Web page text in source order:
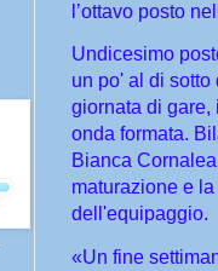
l’ottavo posto
Undicesimo
un po' al di sotto
giornata di gare,
onda formata.
Bianca
maturazione e
dell'equipaggio.
«Un fine